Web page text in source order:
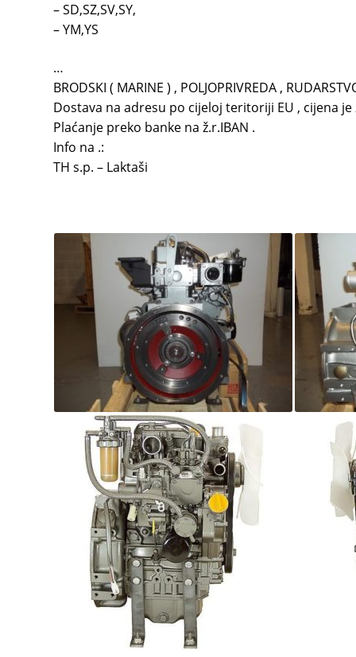
– SD,SZ,SV,SY,
– YM,YS
…
BRODSKI ( MARINE ) , POLJOPRIVREDA ,
Dostava na adresu po cijeloj teritoriji EU , cijena
Plaćanje preko banke na ž.r.IBAN .
Info na .:
TH s.p. – Laktaši